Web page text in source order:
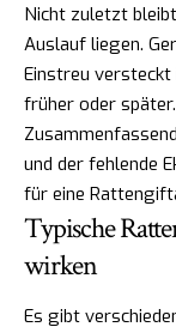
Nicht zuletzt
Auslauf liegen.
Einstreu versteckt
früher oder später.
und der fehlende
für eine
Typische
wirken
Es gibt